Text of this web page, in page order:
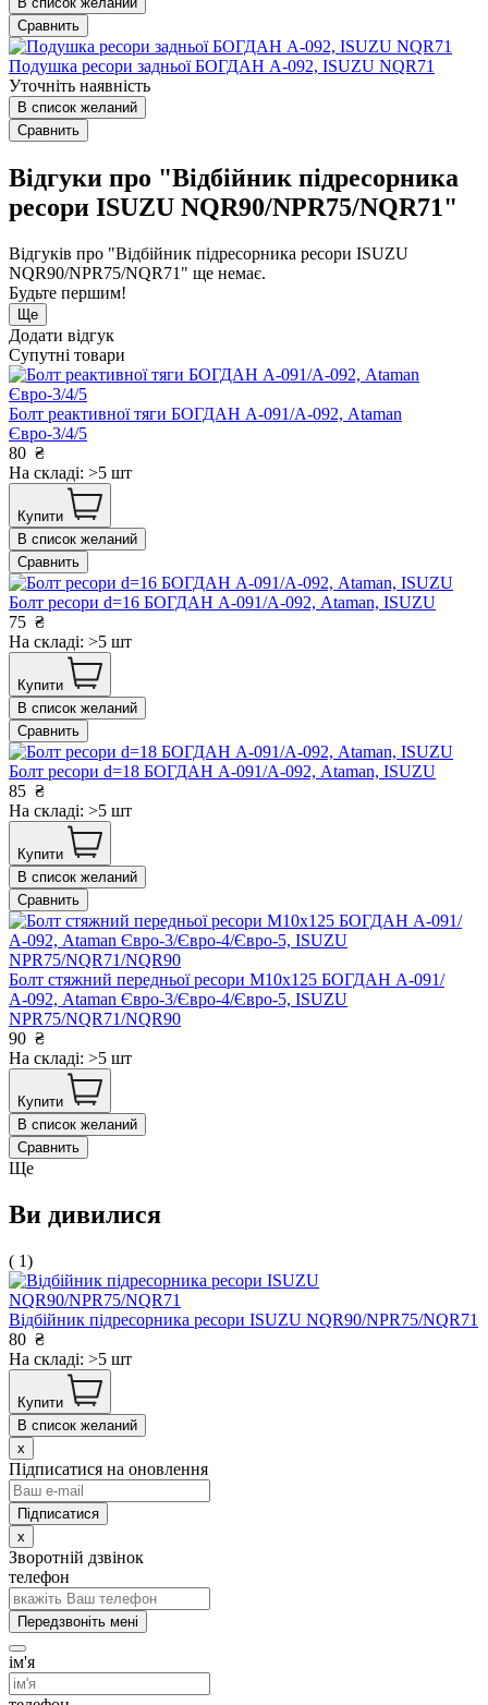
Сравнить
Подушка ресори задньої БОГДАН А-092, ISUZU NQR71
Уточніть наявність
В список желаний
Сравнить
Відгуки про "Відбійник підресорника
ресори ISUZU NQR90/NPR75/NQR71"
Відгуків про "Відбійник підресорника ресори ISUZU
NQR90/NPR75/NQR71" ще немає.
Будьте першим!
Ще
Додати відгук
Супутні товари
Болт реактивної тяги БОГДАН А-091/А-092, Ataman
Євро-3/4/5
80 ₴
На складі: >5 шт
Купити
В список желаний
Сравнить
Болт ресори d=16 БОГДАН А-091/А-092, Ataman, ISUZU
75 ₴
На складі: >5 шт
Купити
В список желаний
Сравнить
Болт ресори d=18 БОГДАН А-091/А-092, Ataman, ISUZU
85 ₴
На складі: >5 шт
Купити
В список желаний
Сравнить
Болт стяжний передньої ресори М10х125 БОГДАН А-091/
А-092, Ataman Євро-3/Євро-4/Євро-5, ISUZU
NPR75/NQR71/NQR90
90 ₴
На складі: >5 шт
Купити
В список желаний
Сравнить
Ще
Ви дивилися
( 1)
Відбійник підресорника ресори ISUZU NQR90/NPR75/NQR71
80 ₴
На складі: >5 шт
Купити
В список желаний
x
Підписатися на оновлення
x
Зворотній дзвінок
телефон
Передзвоніть мені
ім'я